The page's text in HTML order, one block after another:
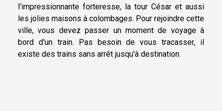
l'impressionnante forteresse, la tour César et aussi
les jolies maisons à colombages. Pour rejoindre cette
ville, vous devez passer un moment de voyage à
bord d'un train. Pas besoin de vous tracasser, il
existe des trains sans arrêt jusqu'à destination.